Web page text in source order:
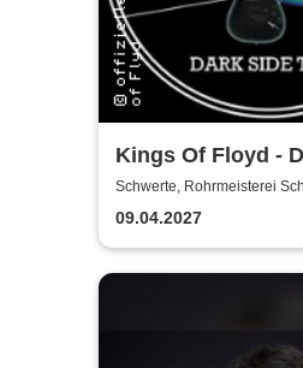
Kings Of Floyd -
Tour
Schwerte, Rohrmeisterei
09.04.2027